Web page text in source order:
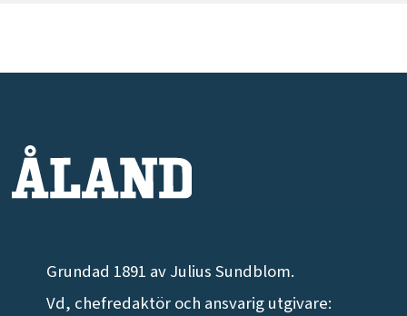
Grundad 1891 av Julius Sundblom.
Vd, chefredaktör och ansvarig utgivare: